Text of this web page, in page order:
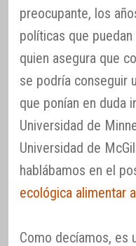
preocupante, los
políticas que
quien asegura que
se podría conseguir
que ponían en duda
Universidad de
Universidad de
hablábamos en el
ecológica alimentar
Como decíamos, es